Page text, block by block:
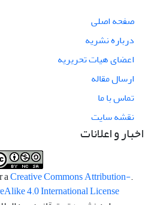
صفحه اصلی
درباره نشریه
اعضای هیات تحریریه
ارسال مقاله
تماس با ما
نقشه سایت
اخبار و اعلانات
.This work is licensed under a
Creative Commons Attribution-
4.0 International License